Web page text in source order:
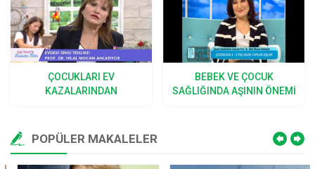
ÇOCUKLARI EV
KAZALARINDAN
BEBEK VE ÇOCUK
SAĞLIĞINDA AŞININ ÖNEMI
POPÜLER MAKALELER